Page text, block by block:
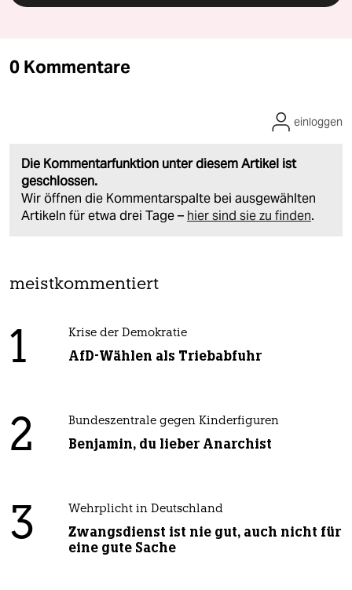
0 Kommentare
Die Kommentarfunktion unter diesem Artikel ist
geschlossen.
Wir öffnen die Kommentarspalte bei ausgewählten
Artikeln für etwa drei Tage – hier sind sie zu finden.
einloggen
meistkommentiert
1 Krise der Demokratie
AfD-Wählen als Triebabfuhr
2 Bundeszentrale gegen Kinderfiguren
Benjamin, du lieber Anarchist
3 Wehrplicht in Deutschland
Zwangsdienst ist nie gut, auch nicht für
eine gute Sache